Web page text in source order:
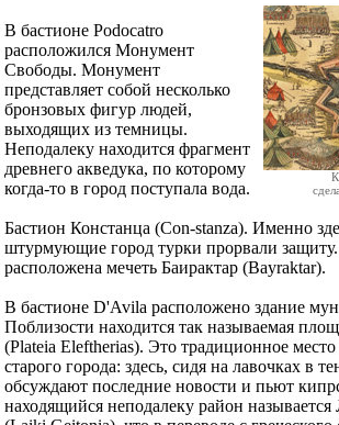
В бастионе Podocatro
расположился Монумент
Свободы. Монумент
представляет собой несколько
бронзовых фигур людей,
выходящих из темницы.
Неподалеку находится фрагмент
древнего акведука, по которому
когда-то в город поступала вода.
Бастион Констанца (Con-stanza). Именно
штурмующие город турки прорвали защиту.
расположена мечеть Баирактар (Bayraktar).
В бастионе D'Avila расположено здание
Поблизости находится так называемая
(Plateia Eleftherias). Это традиционное
старого города: здесь, сидя на лавочках в
обсуждают последние новости и пьют
находящийся неподалеку район